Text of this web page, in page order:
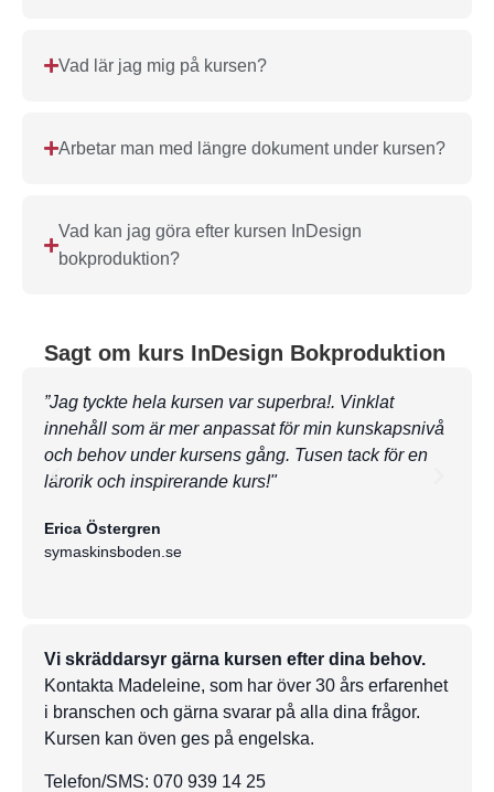
Sagt om kurs InDesign Bokproduktion
”Jag tyckte hela kursen var superbra!. Vinklat
innehåll som är mer anpassat för min kunskapsnivå
och behov under kursens gång. Tusen tack för en
lärorik och inspirerande kurs!"
Erica Östergren
symaskinsboden.se
Vi skräddarsyr gärna kursen efter dina behov.
Kontakta Madeleine, som har över 30 års erfarenhet
i branschen och gärna svarar på alla dina frågor.
Kursen kan öven ges på engelska.
Telefon/SMS: 070 939 14 25
Vad lär jag mig på kursen?
Arbetar man med längre dokument under kursen?
Vad kan jag göra efter kursen InDesign
bokproduktion?